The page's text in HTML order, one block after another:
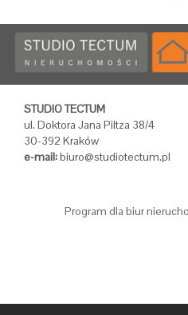
STUDIO TECTUM
ul. Doktora Jana Piltza 38/4
30-392 Kraków
e-mail:biuro@studiotectum.pl
Program dla biur